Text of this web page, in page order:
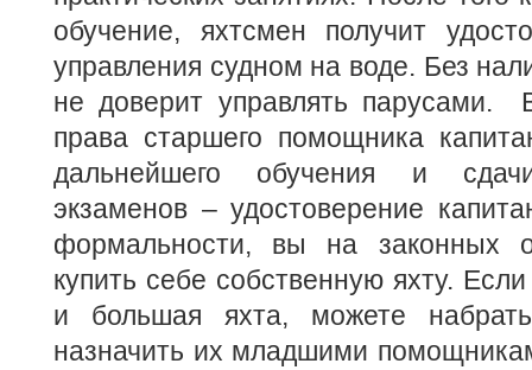
обучение, яхтсмен получит
управления судном на воде. Без
не доверит управлять парусами.
права старшего помощника
дальнейшего обучения и
экзаменов – удостоверение
формальности, вы на законных
купить себе собственную яхту.
и большая яхта, можете
назначить их младшими